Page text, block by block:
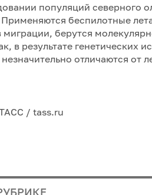
популяций северного
беспилотные
берутся
в результате генетических
отличаются от
/ tass.ru